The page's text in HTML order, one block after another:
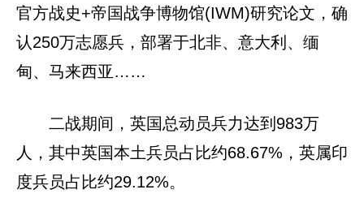
官方战史+帝国战争博物馆(IWM)研究论文，确
认250万志愿兵，部署于北非、意大利、缅
甸、马来西亚……
二战期间，英国总动员兵力达到983万
人，其中英国本土兵员占比约68.67%，英属印
度兵员占比约29.12%。